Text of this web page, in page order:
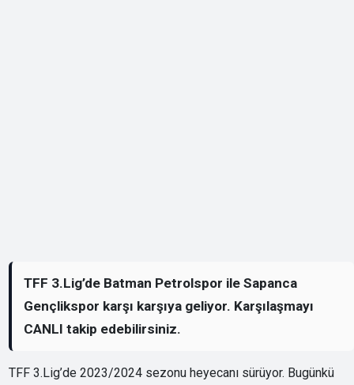
TFF 3.Lig’de Batman Petrolspor ile Sapanca
Gençlikspor karşı karşıya geliyor. Karşılaşmayı
CANLI takip edebilirsiniz.
TFF 3.Lig’de 2023/2024 sezonu heyecanı sürüyor. Bugünkü